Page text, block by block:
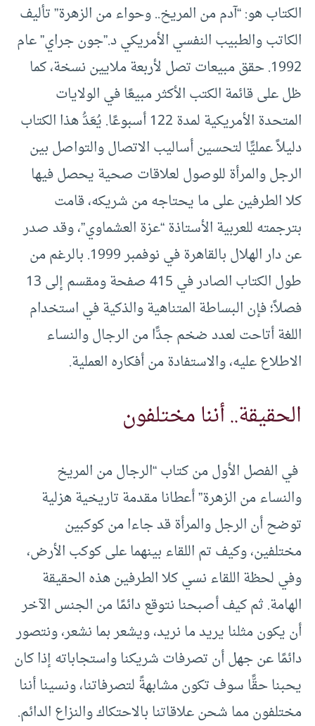
الكتاب هو: “آدم من المريخ.. وحواء من الزهرة” تأليف
الكاتب والطبيب النفسي الأمريكي د.”جون جراي” عام
1992. حقق مبيعات تصل لأربعة ملايين نسخة، كما
ظل على قائمة الكتب الأكثر مبيعًا في الولايات
المتحدة الأمريكية لمدة 122 أسبوعًا. يُعَدُّ هذا الكتاب
دليلاً عمليًّا لتحسين أساليب الاتصال والتواصل بين
الرجل والمرأة للوصول لعلاقات صحية يحصل فيها
كلا الطرفين على ما يحتاجه من شريكه، قامت
بترجمته للعربية الأستاذة “عزة العشماوي”، وقد صدر
عن دار الهلال بالقاهرة في نوفمبر 1999. بالرغم من
طول الكتاب الصادر في 415 صفحة ومقسم إلى 13
فصلاً؛ فإن البساطة المتناهية والذكية في استخدام
اللغة أتاحت لعدد ضخم جدًّا من الرجال والنساء
الاطلاع عليه، والاستفادة من أفكاره العملية.
الحقيقة.. أننا مختلفون
في الفصل الأول من كتاب “الرجال من المريخ
والنساء من الزهرة” أعطانا مقدمة تاريخية هزلية
توضح أن الرجل والمرأة قد جاءا من كوكبين
مختلفين، وكيف تم اللقاء بينهما على كوكب الأرض،
وفي لحظة اللقاء نسي كلا الطرفين هذه الحقيقة
الهامة. ثم كيف أصبحنا نتوقع دائمًا من الجنس الآخر
أن يكون مثلنا يريد ما نريد، ويشعر بما نشعر، ونتصور
دائمًا عن جهل أن تصرفات شريكنا واستجاباته إذا كان
يحبنا حقًّا سوف تكون مشابهةً لتصرفاتنا، ونسينا أننا
مختلفون مما شحن علاقاتنا بالاحتكاك والنزاع الدائم.